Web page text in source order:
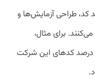
کد، طراحی آزمایش‌ها و
برای مثال،
آنتروپیک اعلام کرده است که بیش از ۸۰ درصد کدهای این شرکت